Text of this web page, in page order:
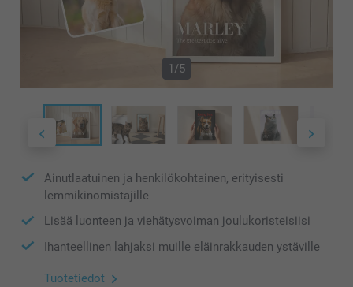
1/5
Ainutlaatuinen ja henkilökohtainen, erityisesti
lemmikinomistajille
Lisää luonteen ja viehätysvoiman joulukoristeisiisi
Ihanteellinen lahjaksi muille eläinrakkauden ystäville
Tuotetiedot